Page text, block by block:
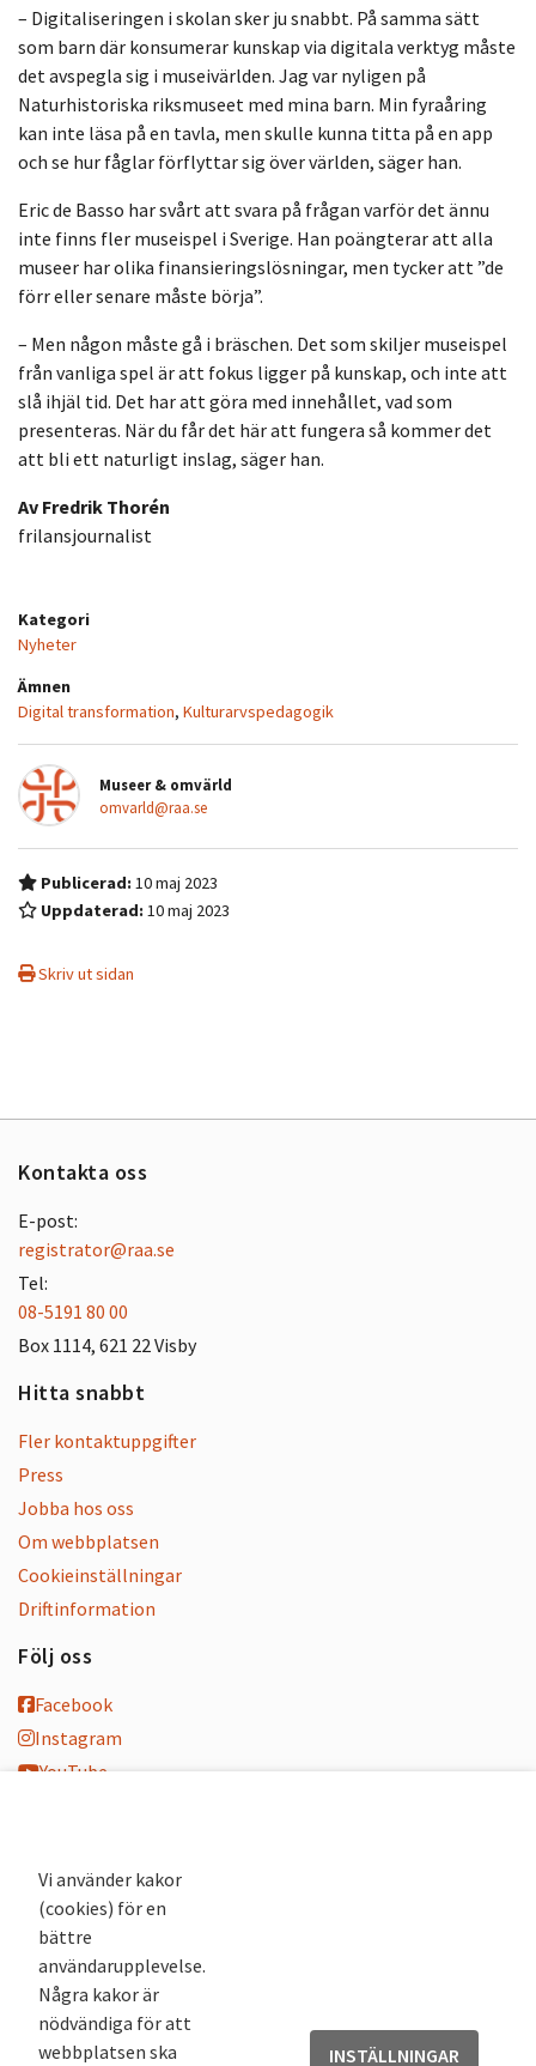
– Digitaliseringen i skolan sker ju snabbt. På samma sätt
som barn där konsumerar kunskap via digitala verktyg måste
det avspegla sig i museivärlden. Jag var nyligen på
Naturhistoriska riksmuseet med mina barn. Min fyraåring
kan inte läsa på en tavla, men skulle kunna titta på en app
och se hur fåglar förflyttar sig över världen, säger han.
Eric de Basso har svårt att svara på frågan varför det ännu
inte finns fler museispel i Sverige. Han poängterar att alla
museer har olika finansieringslösningar, men tycker att ”de
förr eller senare måste börja”.
– Men någon måste gå i bräschen. Det som skiljer museispel
från vanliga spel är att fokus ligger på kunskap, och inte att
slå ihjäl tid. Det har att göra med innehållet, vad som
presenteras. När du får det här att fungera så kommer det
att bli ett naturligt inslag, säger han.
Av Fredrik Thorén
frilansjournalist
Kategori
Nyheter
Ämnen
Digital transformation, Kulturarvspedagogik
Museer & omvärld
omvarld@raa.se
Publicerad: 10 maj 2023
Uppdaterad:10 maj 2023
Skriv ut sidan
Kontakta oss
E-post:
registrator@raa.se
Tel:
08-5191 80 00
Box 1114, 621 22 Visby
Hitta snabbt
Fler kontaktuppgifter
Press
Jobba hos oss
Om webbplatsen
Cookieinställningar
Driftinformation
Följ oss
Facebook
Instagram
YouTube
Nyhetsbrev
Andra webbplatser
Arkivsök
Fornsök
Fornreg
Vi använder kakor
(cookies) för en
bättre
användarupplevelse.
Några kakor är
nödvändiga för att
webbplatsen ska
INSTÄLLNINGAR